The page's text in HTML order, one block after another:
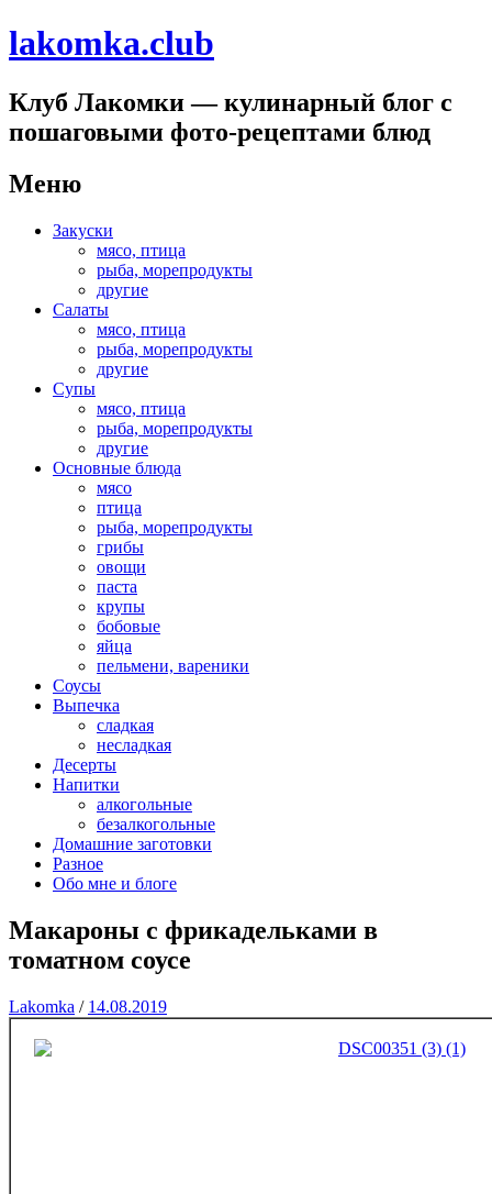
lakomka.club
Клуб Лакомки — кулинарный блог с
пошаговыми фото-рецептами блюд
Меню
Перейти
содержимому
Закуски
мясо, птица
рыба, морепродукты
другие
Салаты
мясо, птица
рыба, морепродукты
другие
Супы
мясо, птица
рыба, морепродукты
другие
Основные блюда
мясо
птица
рыба, морепродукты
грибы
овощи
паста
крупы
бобовые
яйца
пельмени, вареники
Соусы
Выпечка
сладкая
несладкая
Десерты
Напитки
алкогольные
безалкогольные
Домашние заготовки
Разное
Обо мне и блоге
Макароны с фрикадельками в
томатном соусе
Lakomka / 14.08.2019